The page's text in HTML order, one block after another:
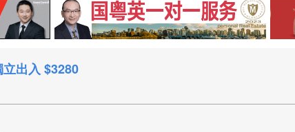
出入 $3280